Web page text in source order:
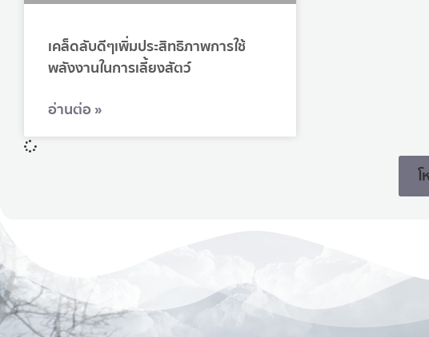
เคล็ดลับดีๆเพิ่มประสิทธิภาพการใช้
พลังงานในการเลี้ยงสัตว์
อ่านต่อ »